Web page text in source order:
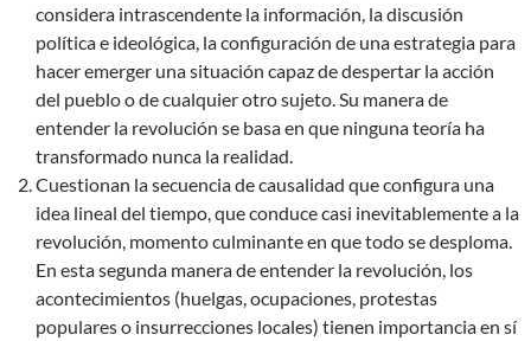
considera intrascendente la información, la discusión
política e ideológica, la configuración de una estrategia para
hacer emerger una situación capaz de despertar la acción
del pueblo o de cualquier otro sujeto. Su manera de
entender la revolución se basa en que ninguna teoría ha
transformado nunca la realidad.
Cuestionan la secuencia de causalidad que configura una
idea lineal del tiempo, que conduce casi inevitablemente a la
revolución, momento culminante en que todo se desploma.
En esta segunda manera de entender la revolución, los
acontecimientos (huelgas, ocupaciones, protestas
populares o insurrecciones locales) tienen importancia en sí